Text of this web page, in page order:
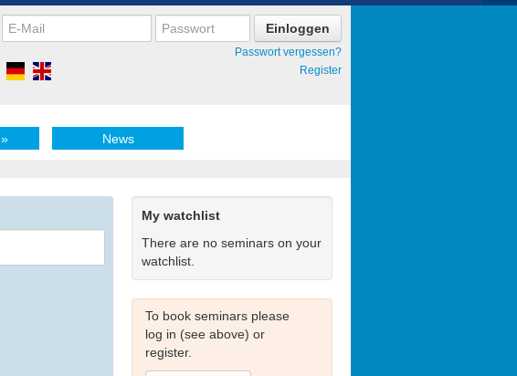
Passwort vergessen?
Register
» News
My watchlist
There are no seminars on your
watchlist.
To book seminars please
log in (see above) or
register.